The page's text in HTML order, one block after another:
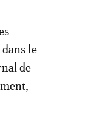
le
de